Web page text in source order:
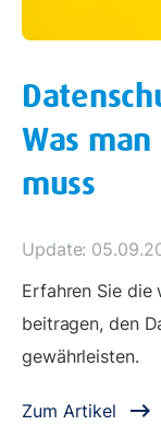
Was
muss
Update:
Erfahren Sie die
beitragen, den
gewährleisten.
Zum Artikel